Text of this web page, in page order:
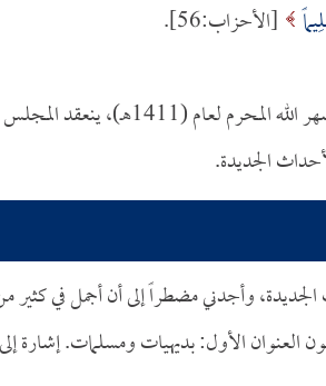
[الأحزاب:56].
في هذه الليلة، ليلة الثاني
الجديدة.
وأجدني مضطراً إلى أن أجمل في كثير
العنوان الأول: بديهيات ومسلمات. إشارة